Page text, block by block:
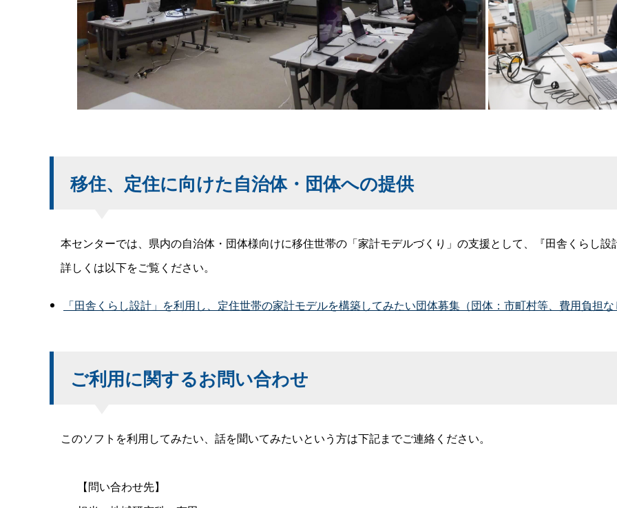
移住、定住に向けた自治体・団体への提供
本センターでは、県内の自治体・団体様向けに移住世帯の「家計モデルづくり」の支援として、『田舎くらし
詳しくは以下をご覧ください。
「田舎くらし設計」を利用し、定住世帯の家計モデルを構築してみたい団体募集（団体：市町村等、費用負担
ご利用に関するお問い合わせ
このソフトを利用してみたい、話を聞いてみたいという方は下記までご連絡ください。
【問い合わせ先】